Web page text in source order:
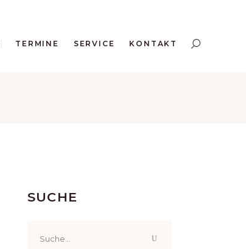
TERMINE SERVICE KONTAKT
SUCHE
for: